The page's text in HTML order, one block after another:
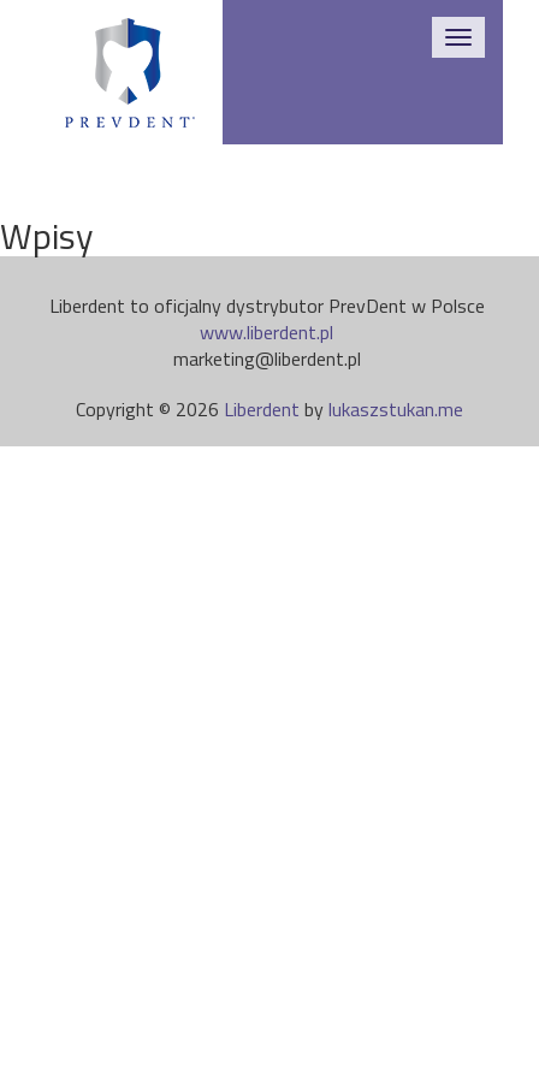
Toggle
Wpisy
Liberdent to oficjalny dystrybutor PrevDent w Polsce
www.liberdent.pl
marketing@liberdent.pl
Copyright © 2026 Liberdent bylukaszstukan.me